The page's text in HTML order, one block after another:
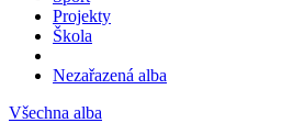
Projekty
Škola
Nezařazená alba
Všechna alba